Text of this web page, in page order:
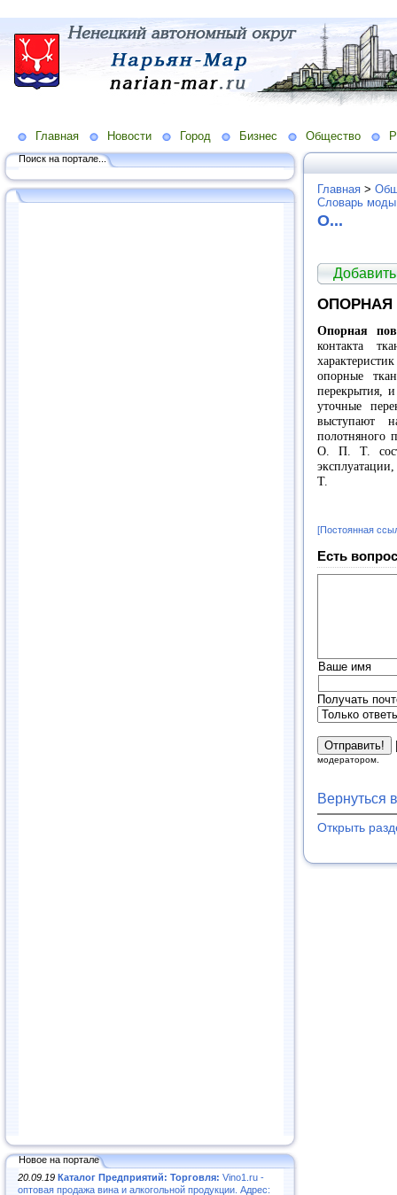
Главная Новости Город Бизнес Общество
Поиск на портале...
Новое на портале
20.09.19 Каталог Предприятий: Торговля: Vino1.ru -
оптовая продажа вина и алкогольной продукции. Адрес:
Главная >
Словарь
O...
ОПОРНАЯ
Опорная
контакта
опорные
перекрытия,
уточные
выступают
полотняного
О. П. Т.
Т.
[Постоянная
Есть
Ваше имя
Получать
модератором.
Вернуться
Открыть